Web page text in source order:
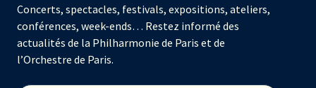
Concerts, spectacles, festivals, expositions, ateliers,
conférences, week-ends… Restez informé des
actualités de la Philharmonie de Paris et de
l’Orchestre de Paris.